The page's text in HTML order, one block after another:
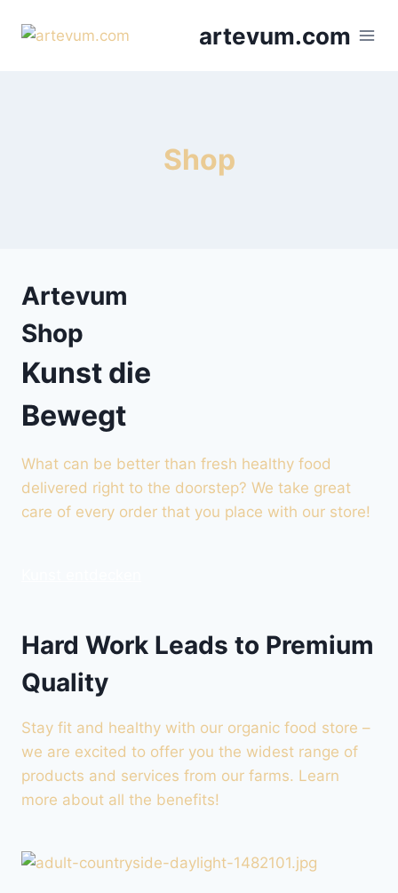
Inhalt
artevum.com
Shop
Artevum
Shop
Kunst die
Bewegt
What can be better than fresh healthy food
delivered right to the doorstep? We take great
care of every order that you place with our store!
Hard Work Leads to Premium
Quality
Stay fit and healthy with our organic food store –
we are excited to offer you the widest range of
products and services from our farms. Learn
more about all the benefits!